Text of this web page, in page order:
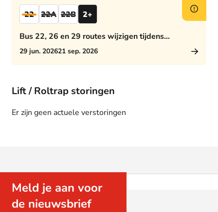
22 22A 22B 2+
Bus 22, 26 en 29 routes wijzigen tijdens
middagspits
29 jun. 202621 sep. 2026
Lift / Roltrap storingen
Er zijn geen actuele verstoringen
Meld je aan voor
de nieuwsbrief